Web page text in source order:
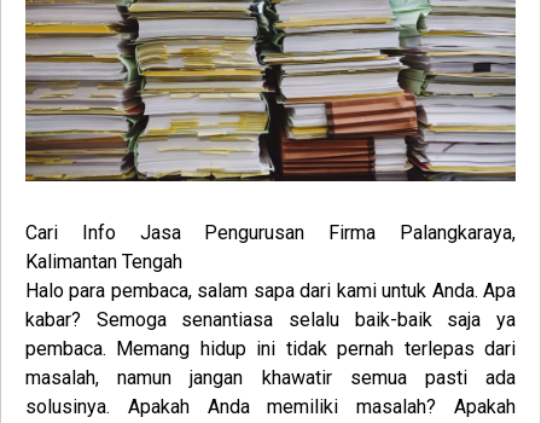
Cari Info Jasa Pengurusan Firma Palangkaraya,
Kalimantan Tengah
Halo para pembaca, salam sapa dari kami untuk Anda. Apa
kabar? Semoga senantiasa selalu baik-baik saja ya
pembaca. Memang hidup ini tidak pernah terlepas dari
masalah, namun jangan khawatir semua pasti ada
solusinya. Apakah Anda memiliki masalah? Apakah